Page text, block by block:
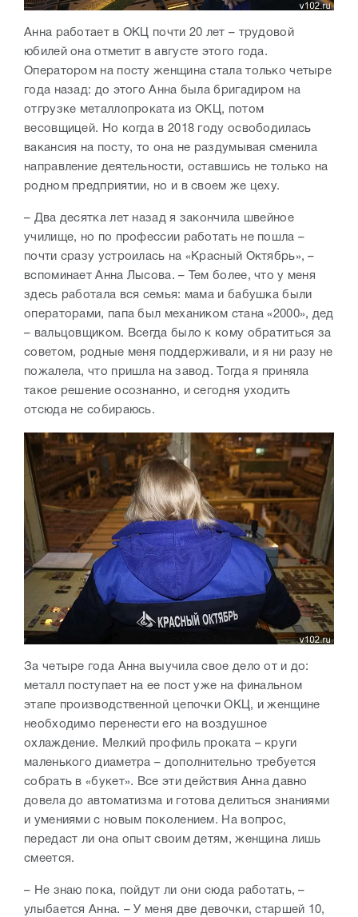
Анна работает в ОКЦ почти 20 лет – трудовой
юбилей она отметит в августе этого года.
Оператором на посту женщина стала только четыре
года назад: до этого Анна была бригадиром на
отгрузке металлопроката из ОКЦ, потом
весовщицей. Но когда в 2018 году освободилась
вакансия на посту, то она не раздумывая сменила
направление деятельности, оставшись не только на
родном предприятии, но и в своем же цеху.
– Два десятка лет назад я закончила швейное
училище, но по профессии работать не пошла –
почти сразу устроилась на «Красный Октябрь», –
вспоминает Анна Лысова. – Тем более, что у меня
здесь работала вся семья: мама и бабушка были
операторами, папа был механиком стана «2000», дед
– вальцовщиком. Всегда было к кому обратиться за
советом, родные меня поддерживали, и я ни разу не
пожалела, что пришла на завод. Тогда я приняла
такое решение осознанно, и сегодня уходить
отсюда не собираюсь.
За четыре года Анна выучила свое дело от и до:
металл поступает на ее пост уже на финальном
этапе производственной цепочки ОКЦ, и женщине
необходимо перенести его на воздушное
охлаждение. Мелкий профиль проката – круги
маленького диаметра – дополнительно требуется
собрать в «букет». Все эти действия Анна давно
довела до автоматизма и готова делиться знаниями
и умениями с новым поколением. На вопрос,
передаст ли она опыт своим детям, женщина лишь
смеется.
– Не знаю пока, пойдут ли они сюда работать, –
улыбается Анна. – У меня две девочки, старшей 10,